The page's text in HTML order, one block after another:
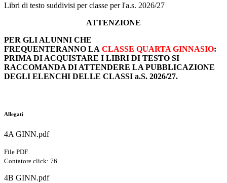
Libri di testo suddivisi per classe per l'a.s. 2026/27
ATTENZIONE
PER GLI ALUNNI CHE
FREQUENTERANNO LA CLASSE QUARTA GINNASIO:
PRIMA DI ACQUISTARE I LIBRI DI TESTO SI
RACCOMANDA DI ATTENDERE LA PUBBLICAZIONE
DEGLI ELENCHI DELLE CLASSI a.S. 2026/27.
Allegati
4A GINN.pdf
File PDF
Contatore click: 76
4B GINN.pdf